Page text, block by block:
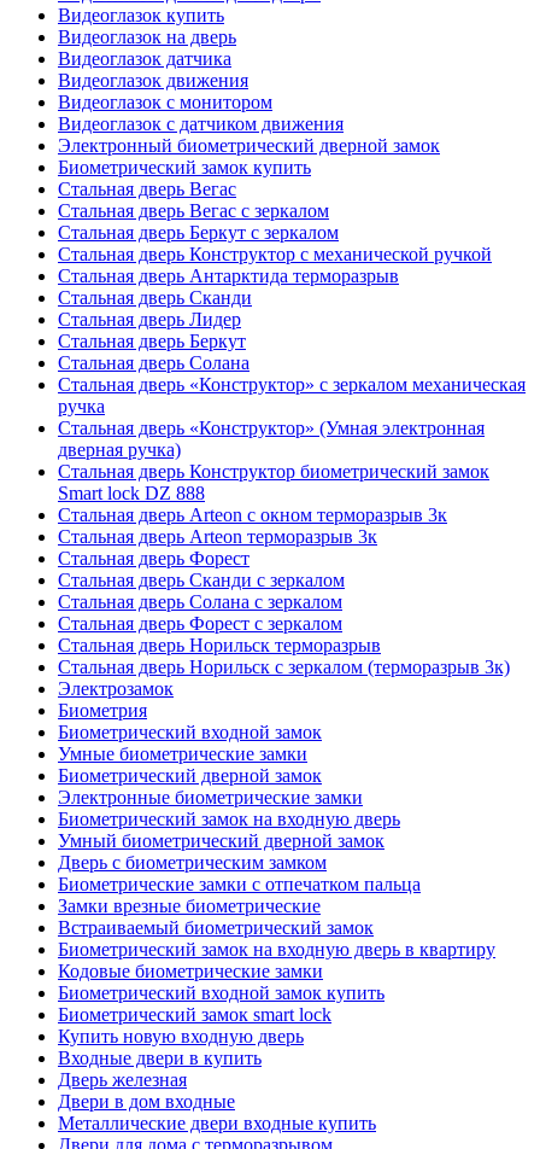
Видеоглазок купить
Видеоглазок на дверь
Видеоглазок датчика
Видеоглазок движения
Видеоглазок с монитором
Видеоглазок с датчиком движения
Электронный биометрический дверной замок
Биометрический замок купить
Стальная дверь Вегас
Стальная дверь Вегас с зеркалом
Стальная дверь Беркут с зеркалом
Стальная дверь Конструктор с механической ручкой
Стальная дверь Антарктида терморазрыв
Стальная дверь Сканди
Стальная дверь Лидер
Стальная дверь Беркут
Стальная дверь Солана
Стальная дверь «Конструктор» с зеркалом механическая
ручка
Стальная дверь «Конструктор» (Умная электронная
дверная ручка)
Стальная дверь Конструктор биометрический замок
Smart lock DZ 888
Стальная дверь Arteon с окном терморазрыв 3к
Стальная дверь Arteon терморазрыв 3к
Стальная дверь Форест
Стальная дверь Сканди с зеркалом
Стальная дверь Солана с зеркалом
Стальная дверь Форест с зеркалом
Стальная дверь Норильск терморазрыв
Стальная дверь Норильск с зеркалом (терморазрыв 3к)
Электрозамок
Биометрия
Биометрический входной замок
Умные биометрические замки
Биометрический дверной замок
Электронные биометрические замки
Биометрический замок на входную дверь
Умный биометрический дверной замок
Дверь с биометрическим замком
Биометрические замки с отпечатком пальца
Замки врезные биометрические
Встраиваемый биометрический замок
Биометрический замок на входную дверь в квартиру
Кодовые биометрические замки
Биометрический входной замок купить
Биометрический замок smart lock
Купить новую входную дверь
Входные двери в купить
Дверь железная
Двери в дом входные
Металлические двери входные купить
Двери для дома с терморазрывом